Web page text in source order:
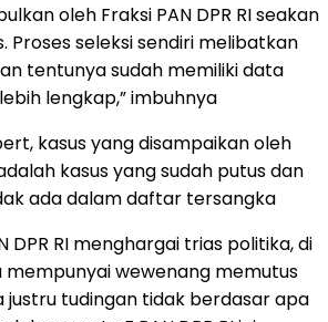
oleh Fraksi PAN DPR RI seakan
Proses seleksi sendiri melibatkan
tentunya sudah memiliki data
lengkap,” imbuhnya
kasus yang disampaikan oleh
kasus yang sudah putus dan
ada dalam daftar tersangka
DPR RI menghargai trias politika, di
mempunyai wewenang memutus
justru tudingan tidak berdasar apa